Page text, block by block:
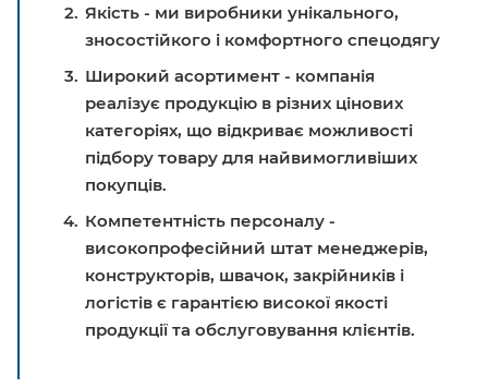
Якість - ми виробники унікального,
зносостійкого і комфортного спецодягу
Широкий асортимент - компанія
реалізує продукцію в різних цінових
категоріях, що відкриває можливості
підбору товару для найвимогливіших
покупців.
Компетентність персоналу -
високопрофесійний штат менеджерів,
конструкторів, швачок, закрійників і
логістів є гарантією високої якості
продукції та обслуговування клієнтів.